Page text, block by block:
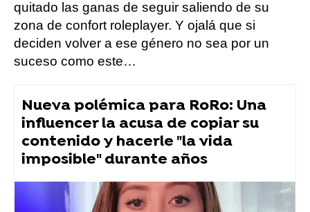
quitado las ganas de seguir saliendo de su
zona de confort roleplayer. Y ojalá que si
deciden volver a ese género no sea por un
suceso como este…
Nueva polémica para RoRo: Una
influencer la acusa de copiar su
contenido y hacerle "la vida
imposible" durante años